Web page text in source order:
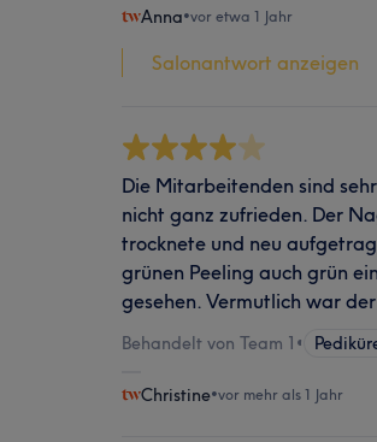
Anna•vor etwa 1 Jahr
Salonantwort anzeigen
Die Mitarbeitenden sind
nicht ganz zufrieden. Der
trocknete und neu
grünen Peeling auch grün
gesehen. Vermutlich war
Behandelt von Team 1 •
Christine•vor mehr als 1 Jahr